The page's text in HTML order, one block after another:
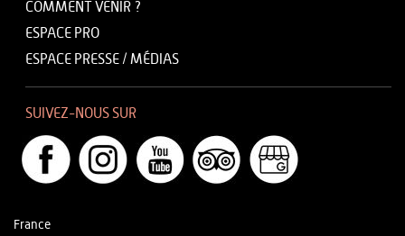
COMMENT VENIR ?
ESPACE PRO
ESPACE PRESSE / MÉDIAS
SUIVEZ-NOUS SUR
France